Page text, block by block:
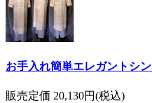
お手入れ簡単エレガントシ
販売定価 20,130円(税込)